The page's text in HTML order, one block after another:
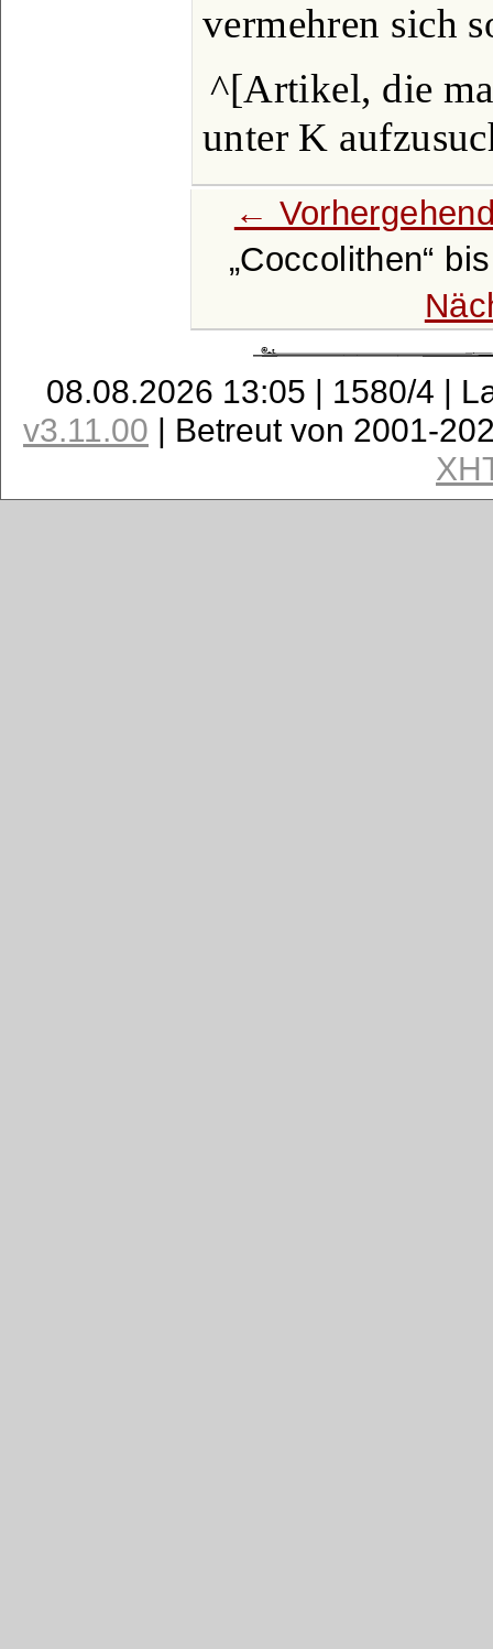
vermehren sich
^[Artikel, die
unter K
←
Coccolithen
08.08.2026 13:05 | 1580/4 |
v3.11.00 | Betreut von 2001-